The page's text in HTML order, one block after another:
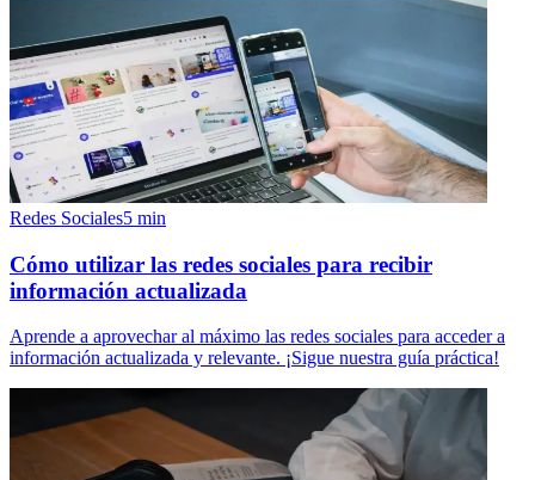
Redes Sociales5 min
Cómo utilizar las redes sociales para recibir
información actualizada
Aprende a aprovechar al máximo las redes sociales para acceder a
información actualizada y relevante. ¡Sigue nuestra guía práctica!